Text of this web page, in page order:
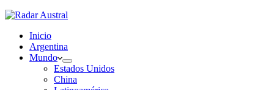
Inicio
Argentina
Mundo
Estados Unidos
China